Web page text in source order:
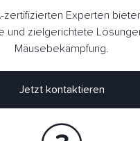
Jetzt kontaktieren
zertifizierten Experten
und zielgerichtete
Mäusebekämpfung.